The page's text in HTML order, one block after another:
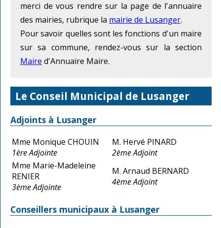
merci de vous rendre sur la page de l'annuaire
des mairies, rubrique la mairie de Lusanger.
Pour savoir quelles sont les fonctions d'un maire
sur sa commune, rendez-vous sur la section
Maire d'Annuaire Maire.
Le Conseil Municipal de Lusanger
Adjoints à Lusanger
Mme Monique CHOUIN
1ère Adjointe
M. Hervé PINARD
2ème Adjoint
Mme Marie-Madeleine
RENIER
3ème Adjointe
M. Arnaud BERNARD
4ème Adjoint
Conseillers municipaux à Lusanger